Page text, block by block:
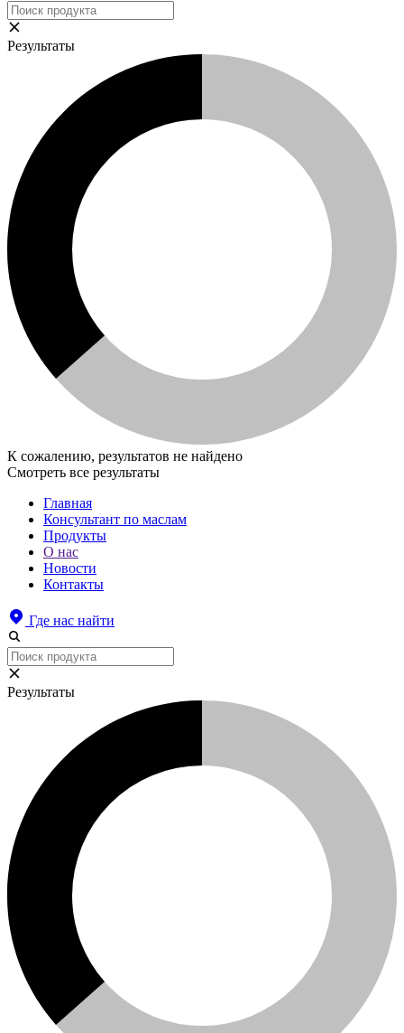
Результаты
К сожалению, результатов не найдено
Смотреть все результаты
Главная
Консультант по маслам
Продукты
О нас
Новости
Контакты
Где нас найти
Результаты